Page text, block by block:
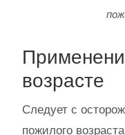
возрасте
Следует с
пожилого